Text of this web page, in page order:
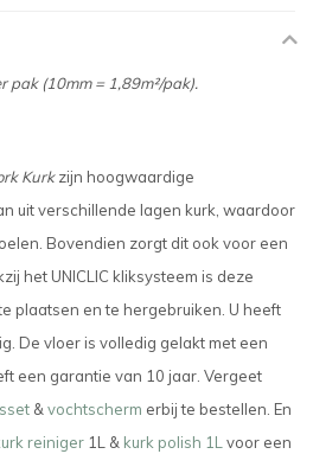
pak (10mm = 1,89m²/pak).
Kurkzijn hoogwaardige
uit verschillende lagen kurk, waardoor
Bovendien zorgt dit ook voor een
het UNICLIC kliksysteem is deze
plaatsen en te hergebruiken. U heeft
De vloer is volledig gelakt met een
een garantie van 10 jaar. Vergeet
&vochtscherm erbij te bestellen. En
reiniger 1L & kurk polish 1Lvoor een